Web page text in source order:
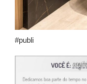
#publi